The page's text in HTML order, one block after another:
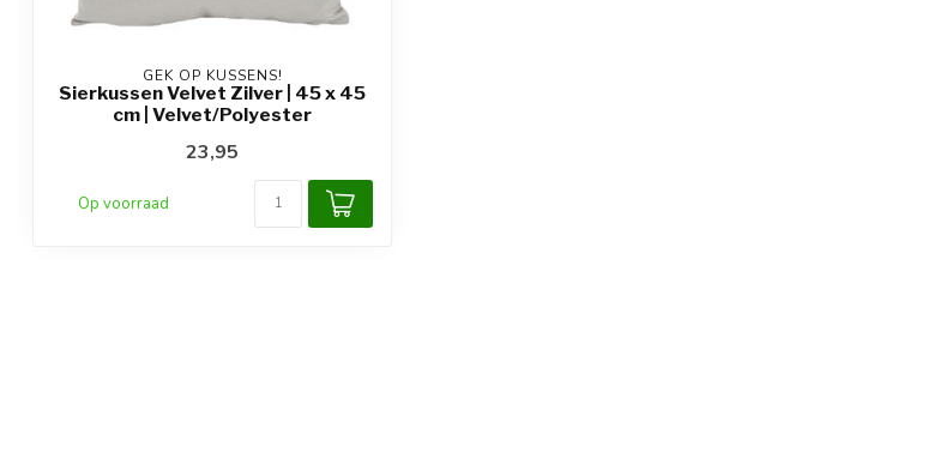
GEK OP KUSSENS!
Sierkussen Velvet Zilver | 45 x 45
cm | Velvet/Polyester
23,95
Op voorraad